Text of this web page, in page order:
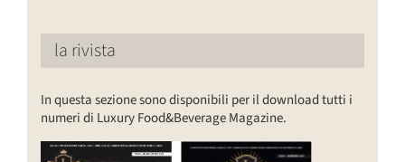
la rivista
In questa sezione sono disponibili per il download tutti i
numeri di Luxury Food&Beverage Magazine.